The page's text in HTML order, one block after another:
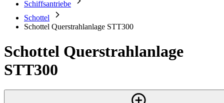
Schiffsantriebe
Schottel
Schottel Querstrahlanlage STT300
Schottel Querstrahlanlage
STT300